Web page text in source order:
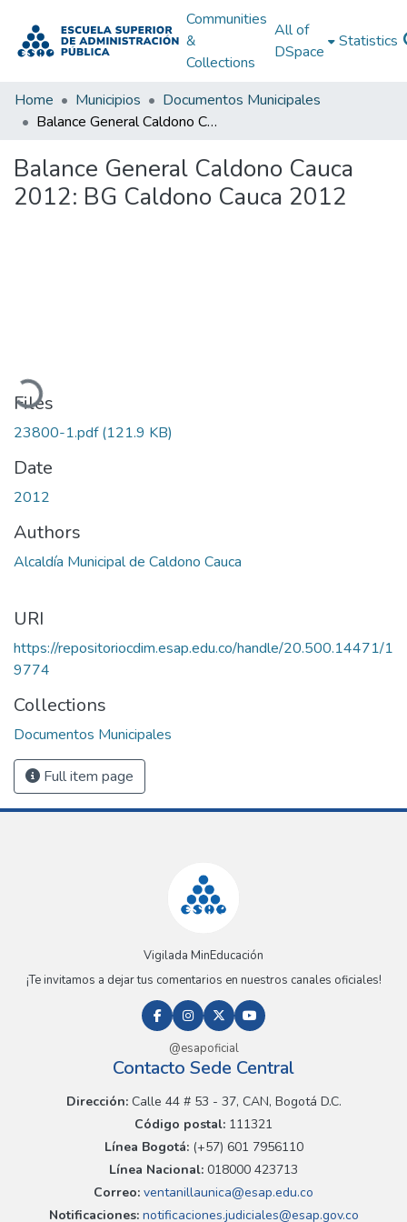
Communities
&
Collections
All of
DSpace
Statistics
Home Municipios
Documentos Municipales
Balance General Caldono Cauca 2012: BG Caldono Cauca 2012
Balance General Caldono Cauca
2012: BG Caldono Cauca 2012
Files
23800-1.pdf(121.9 KB)
Date
2012
Authors
Alcaldía Municipal de Caldono Cauca
URI
https://repositoriocdim.esap.edu.co/handle/20.500.14471/1
9774
Collections
Documentos Municipales
Full item page
Vigilada MinEducación
¡Te invitamos a dejar tus comentarios en nuestros canales oficiales!
@esapoficial
Contacto Sede Central
Dirección:Calle 44 # 53 - 37, CAN, Bogotá D.C.
Código postal: 111321
Línea Bogotá:(+57) 601 7956110
Línea Nacional: 018000 423713
Correo: ventanillaunica@esap.edu.co
Notificaciones:notificaciones.judiciales@esap.gov.co